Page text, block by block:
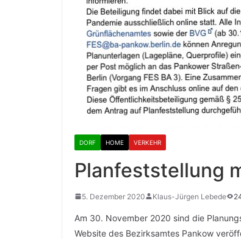
DORF HOME VERKEHR
Planfeststellung
5. Dezember 2020 Klaus-Jürgen Lebede
Am 30. November 2020 sind die
Website des Bezirksamtes Pankow